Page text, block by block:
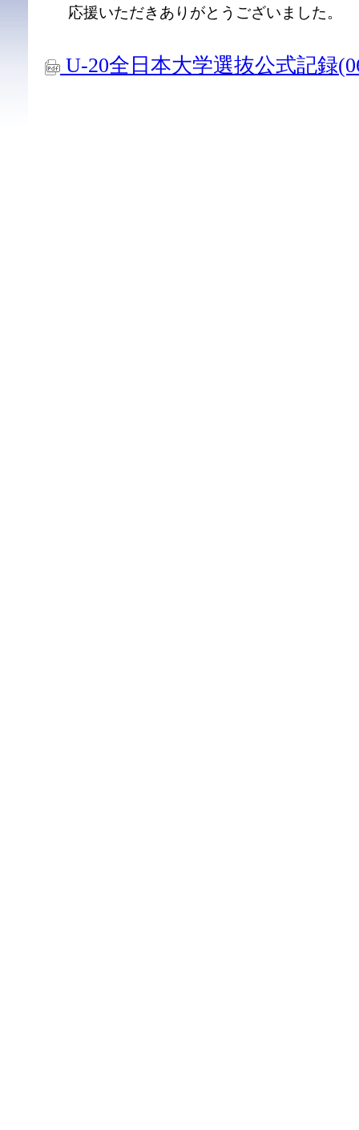
応援いただきありがとうございました。
U-20全日本大学選抜公式記録